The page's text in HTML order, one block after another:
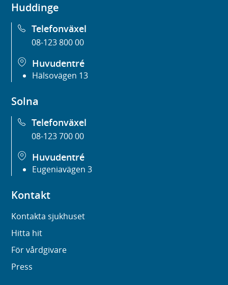
Huddinge
Telefonväxel
08-123 800 00
Huvudentré
Hälsovägen 13
Solna
Telefonväxel
08-123 700 00
Huvudentré
Eugeniavägen 3
Kontakt
Kontakta sjukhuset
Hitta hit
För vårdgivare
Press